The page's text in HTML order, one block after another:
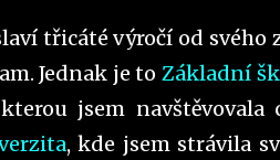
třicáté výročí od
Jednak je to Základní
jsem
, kde jsem strávila